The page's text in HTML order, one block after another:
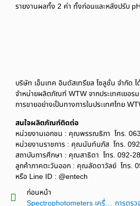
รายงานผลทั้ง 2 ค่า ทั้งก่อนและหลังปรับ pH
บริษัท เอ็นเทค อินดัสเทรียล โซลูชั่น จำกัด
จำหน่ายผลิตภัณฑ์ WTW จากประเทศเยอร
การขายอย่างเป็นทางการในประเทศไทย
สนใจผลิตภัณฑ์ติดต่อ
หน่วยงานเอกชน : คุณพรรณธิภา โทร.
หน่วยงานราชการ : คุณนันท์นภัส โทร.
สถาบันการศึกษา : คุณสาธิดา โทร. 092-
ลูกค้าภาคตะวันออก : คุณลัดดาวัลย์ โทร.
หรือ Line ID : @entech
ก่อนหน้า